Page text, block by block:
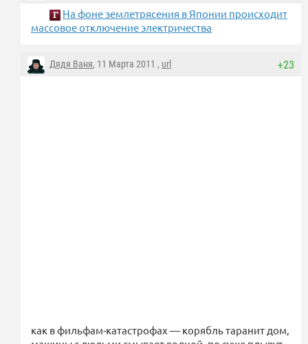
На фоне землетрясения в Японии происходит
массовое отключение электричества
+23
Дядя Ваня, 11 Марта 2011 , url
как в фильфам-катастрофах — корябль таранит дом,